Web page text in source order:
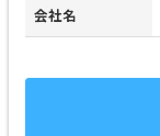
会社名